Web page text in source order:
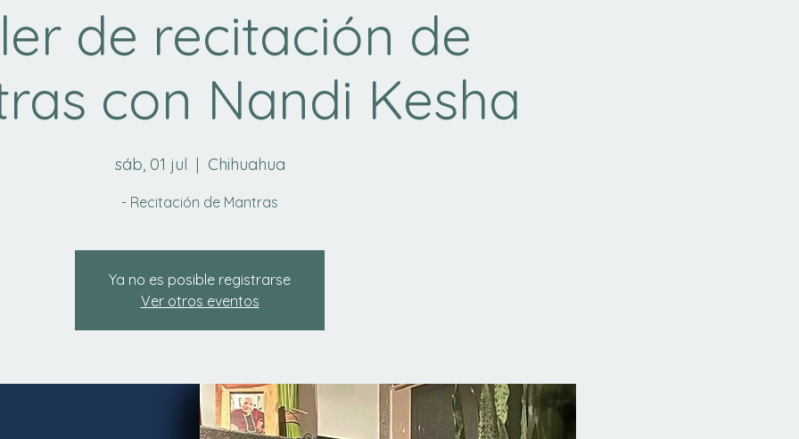
de recitación de
con Nandi Kesha
sáb, 01 jul
  |
Chihuahua
- Recitación de Mantras
Ya no es posible registrarse
Ver otros eventos